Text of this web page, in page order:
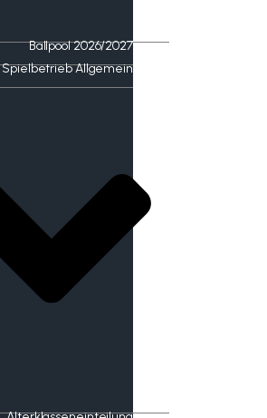
Ballpool 2026/2027
Spielbetrieb Allgemein